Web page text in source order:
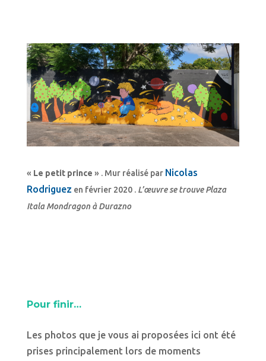
« Le petit prince » . Mur réalisé par Nicolas
Rodriguez en février 2020 . L’œuvre se trouve Plaza
Itala Mondragon à Durazno
Pour finir…
Les photos que je vous ai proposées ici ont été
prises principalement lors de moments